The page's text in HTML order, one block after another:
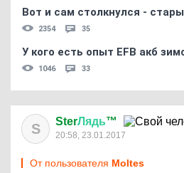
Вот и сам столкнулся -
2354 35
У кого есть опыт EFB акб
1046 33
S SterЛядь™
20:58, 23.01.2017
От пользователя Moltes